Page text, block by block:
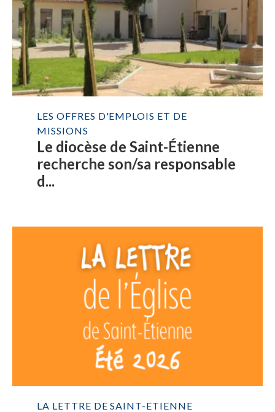
LES OFFRES D'EMPLOIS ET DE
MISSIONS
Le diocèse de Saint-Étienne
recherche son/sa responsable
d...
LA LETTRE DE SAINT-ETIENNE